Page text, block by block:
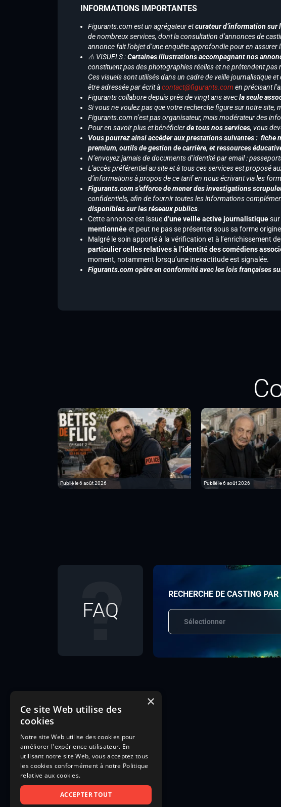
INFORMATIONS IMPORTANTES
Figurants.com est un agrégateur etcurateur d’information sur
de nombreux services, dont la consultation d’annonces de
annonce fait l’objet d’une enquête approfondie pour en
⚠️ VISUELS :Certaines illustrations accompagnant nos
constituent pas des photographies réelles et ne prétendent
Ces visuels sont utilisés dans un cadre de veille journalistique
être adressée par écrit àcontact@figurants.com en précisant
Figurants collabore depuis près de vingt ans avecla seule
Si vous ne voulez pas que votre recherche figure sur notre site,
Figurants.com n’est pas organisateur, mais modérateur des
Pour en savoir plus et bénéficierde tous nos services, vous
Vous pourrez ainsi accéder aux prestations suivantes :
premium, outils de gestion de carrière, et ressources
N’envoyez jamais de documents d’identité par email :
L’accès préférentiel au site et à tous ces services est proposé
d’informations à propos de ce tarif en nous écrivant via les
Figurants.com s’efforce de mener des investigations
confidentiels, afin de fournir toutes les informations
disponibles sur les réseaux publics.
Cette annonce est issued’une veille active journalistiquesur
mentionnéeet peut ne pas se présenter sous sa forme
Malgré le soin apporté à la vérification et à l’enrichissement
particulier celles relatives à l’identité des comédiens
moment, notamment lorsqu’une inexactitude est signalée.
Figurants.com opère en conformité avec les lois françaises
Publié le 6 août 2026 Publié le 6 août 2026
FAQ
RECHERCHE DE CASTING
Sélectionner
×
Ce site Web utilise des
cookies
Notre site Web utilise des cookies pour
améliorer l'expérience utilisateur. En
utilisant notre site Web, vous acceptez tous
les cookies conformément à notre Politique
relative aux cookies.
ACCEPTER TOUT